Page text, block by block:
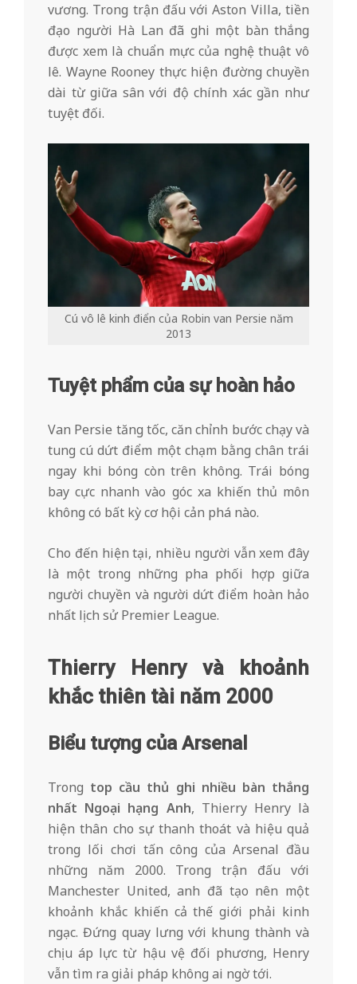
vương. Trong trận đấu với Aston Villa, tiền
đạo người Hà Lan đã ghi một bàn thắng
được xem là chuẩn mực của nghệ thuật vô
lê. Wayne Rooney thực hiện đường chuyền
dài từ giữa sân với độ chính xác gần như
tuyệt đối.
Cú vô lê kinh điển của Robin van Persie năm
2013
Tuyệt phẩm của sự hoàn hảo
Van Persie tăng tốc, căn chỉnh bước chạy và
tung cú dứt điểm một chạm bằng chân trái
ngay khi bóng còn trên không. Trái bóng
bay cực nhanh vào góc xa khiến thủ môn
không có bất kỳ cơ hội cản phá nào.
Cho đến hiện tại, nhiều người vẫn xem đây
là một trong những pha phối hợp giữa
người chuyền và người dứt điểm hoàn hảo
nhất lịch sử Premier League.
Thierry Henry và khoảnh
khắc thiên tài năm 2000
Biểu tượng của Arsenal
Trong top cầu thủ ghi nhiều bàn thắng
nhất Ngoại hạng Anh, Thierry Henry là
hiện thân cho sự thanh thoát và hiệu quả
trong lối chơi tấn công của Arsenal đầu
những năm 2000. Trong trận đấu với
Manchester United, anh đã tạo nên một
khoảnh khắc khiến cả thế giới phải kinh
ngạc. Đứng quay lưng với khung thành và
chịu áp lực từ hậu vệ đối phương, Henry
vẫn tìm ra giải pháp không ai ngờ tới.